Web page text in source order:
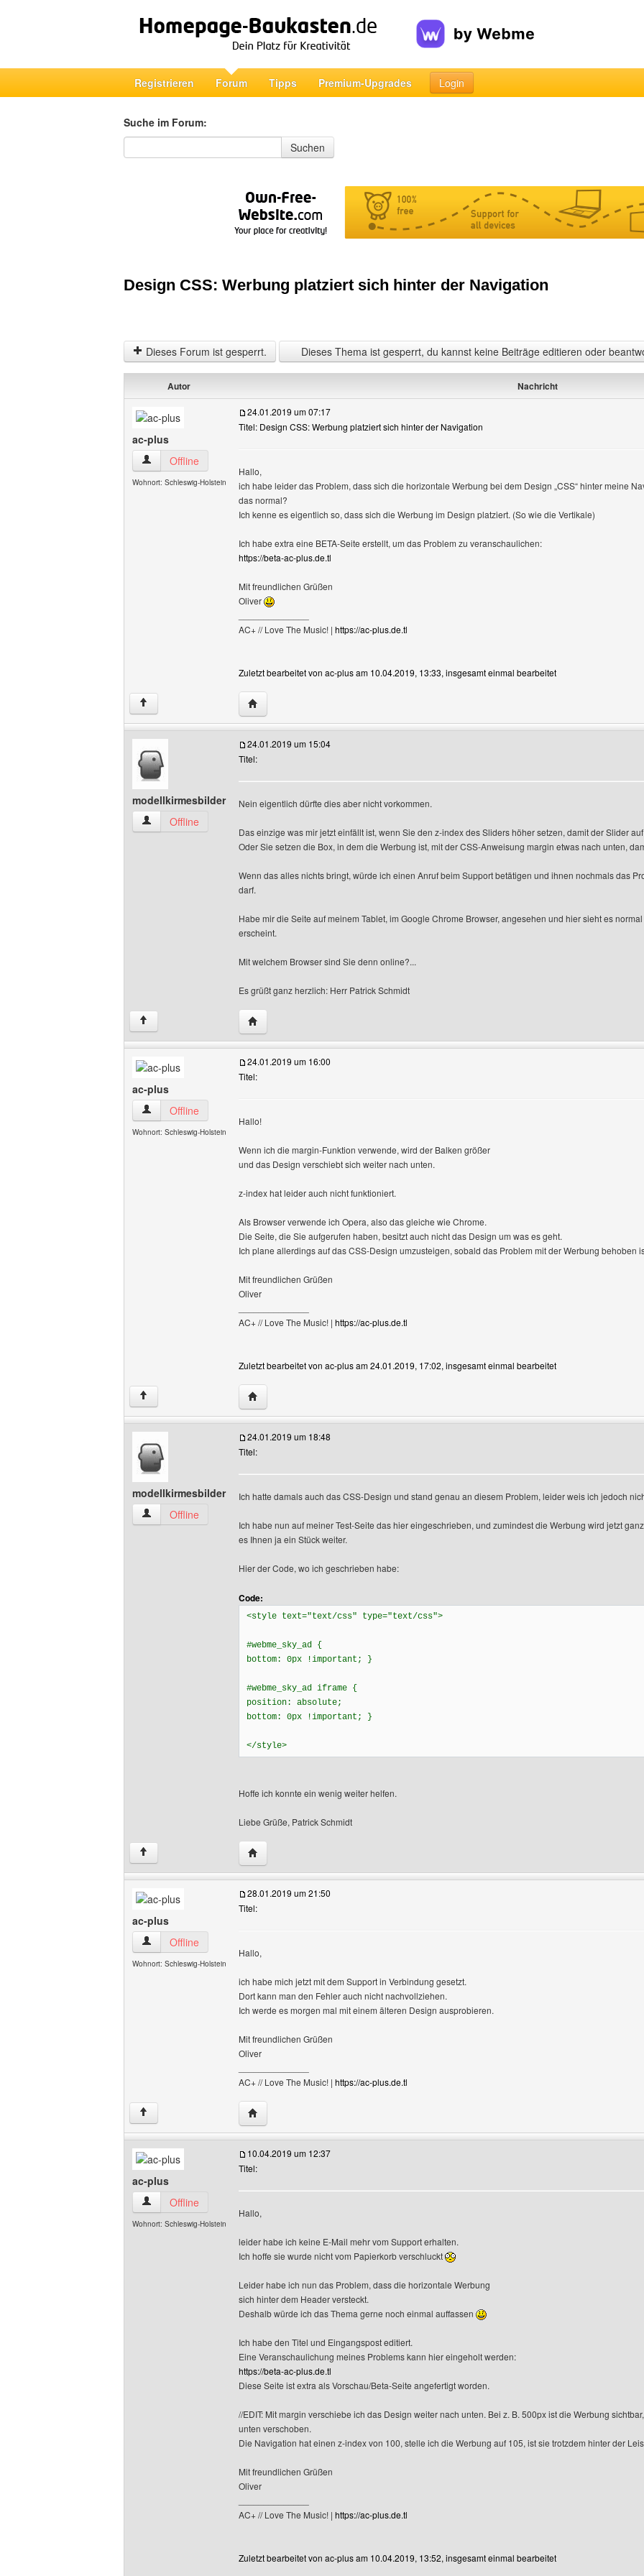
Registrieren Forum Tipps Premium-Upgrades Login
Suche im Forum:
Suche im Forum
Suchen
Design CSS: Werbung platziert sich hinter der Navigation
Dieses Forum ist gesperrt. Dieses Thema ist gesperrt, du kannst keine Beiträge editieren oder
Autor Nachricht
ac-plus
ac-plus Benutzer-Profile anzeigen
Offline
Wohnort: Schleswig-Holstein
24.01.2019 um 07:17
Titel: Design CSS: Werbung platziert sich hinter der Navigation
Hallo,
ich habe leider das Problem, dass sich die horizontale Werbung bei dem Design „CSS“ hinter meine
das normal?
Ich kenne es eigentlich so, dass sich die Werbung im Design platziert. (So wie die Vertikale)
Ich habe extra eine BETA-Seite erstellt, um das Problem zu veranschaulichen:
https://beta-ac-plus.de.tl
Mit freundlichen Grüßen
Oliver
AC+ // Love The Music! | https://ac-plus.de.tl
Zuletzt bearbeitet von ac-plus am 10.04.2019, 13:33, insgesamt einmal bearbeitet
↑ Website dieses Benutzers besuchen: ac-plus
modellkirmesbilder
modellkirmesbilder Benutzer-Profile anzeigen
Offline
24.01.2019 um 15:04
Titel:
Nein eigentlich dürfte dies aber nicht vorkommen.
Das einzige was mir jetzt einfällt ist, wenn Sie den z-index des Sliders höher setzen, damit der Slider
Oder Sie setzen die Box, in dem die Werbung ist, mit der CSS-Anweisung margin etwas nach unten,
Wenn das alles nichts bringt, würde ich einen Anruf beim Support betätigen und ihnen nochmals das
darf.
Habe mir die Seite auf meinem Tablet, im Google Chrome Browser, angesehen und hier sieht es
erscheint.
Mit welchem Browser sind Sie denn online?...
Es grüßt ganz herzlich: Herr Patrick Schmidt
↑ Website dieses Benutzers besuchen: modellkirmesbilder
ac-plus
ac-plus Benutzer-Profile anzeigen
Offline
Wohnort: Schleswig-Holstein
24.01.2019 um 16:00
Titel:
Hallo!
Wenn ich die margin-Funktion verwende, wird der Balken größer
und das Design verschiebt sich weiter nach unten.
z-index hat leider auch nicht funktioniert.
Als Browser verwende ich Opera, also das gleiche wie Chrome.
Die Seite, die Sie aufgerufen haben, besitzt auch nicht das Design um was es geht.
Ich plane allerdings auf das CSS-Design umzusteigen, sobald das Problem mit der Werbung behoben
Mit freundlichen Grüßen
Oliver
AC+ // Love The Music! | https://ac-plus.de.tl
Zuletzt bearbeitet von ac-plus am 24.01.2019, 17:02, insgesamt einmal bearbeitet
↑ Website dieses Benutzers besuchen: ac-plus
modellkirmesbilder
modellkirmesbilder Benutzer-Profile anzeigen
Offline
24.01.2019 um 18:48
Titel:
Ich hatte damals auch das CSS-Design und stand genau an diesem Problem, leider weis ich jedoch
Ich habe nun auf meiner Test-Seite das hier eingeschrieben, und zumindest die Werbung wird jetzt
es Ihnen ja ein Stück weiter.
Hier der Code, wo ich geschrieben habe:
Code:
<style text="text/css" type="text/css">
#webme_sky_ad {
bottom: 0px !important; }
#webme_sky_ad iframe {
position: absolute;
bottom: 0px !important; }
</style>
Hoffe ich konnte ein wenig weiter helfen.
Liebe Grüße, Patrick Schmidt
↑ Website dieses Benutzers besuchen: modellkirmesbilder
ac-plus
ac-plus Benutzer-Profile anzeigen
Offline
Wohnort: Schleswig-Holstein
28.01.2019 um 21:50
Titel:
Hallo,
ich habe mich jetzt mit dem Support in Verbindung gesetzt.
Dort kann man den Fehler auch nicht nachvollziehen.
Ich werde es morgen mal mit einem älteren Design ausprobieren.
Mit freundlichen Grüßen
Oliver
AC+ // Love The Music! | https://ac-plus.de.tl
↑ Website dieses Benutzers besuchen: ac-plus
ac-plus
ac-plus Benutzer-Profile anzeigen
Offline
Wohnort: Schleswig-Holstein
10.04.2019 um 12:37
Titel:
Hallo,
leider habe ich keine E-Mail mehr vom Support erhalten.
Ich hoffe sie wurde nicht vom Papierkorb verschluckt
Leider habe ich nun das Problem, dass die horizontale Werbung
sich hinter dem Header versteckt.
Deshalb würde ich das Thema gerne noch einmal auffassen
Ich habe den Titel und Eingangspost editiert.
Eine Veranschaulichung meines Problems kann hier eingeholt werden:
https://beta-ac-plus.de.tl
Diese Seite ist extra als Vorschau/Beta-Seite angefertigt worden.
//EDIT: Mit margin verschiebe ich das Design weiter nach unten. Bei z. B. 500px ist die Werbung
unten verschoben.
Die Navigation hat einen z-index von 100, stelle ich die Werbung auf 105, ist sie trotzdem hinter der
Mit freundlichen Grüßen
Oliver
AC+ // Love The Music! | https://ac-plus.de.tl
Zuletzt bearbeitet von ac-plus am 10.04.2019, 13:52, insgesamt einmal bearbeitet